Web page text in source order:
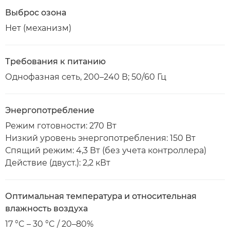
Выброс озона
Нет (механизм)
Требования к питанию
Однофазная сеть, 200–240 В; 50/60 Гц
Энергопотребление
Режим готовности: 270 Вт
Низкий уровень энергопотребления: 150 Вт
Спящий режим: 4,3 Вт (без учета контроллера)
Действие (двуст.): 2,2 кВт
Оптимальная температура и относительная
влажность воздуха
17 °C – 30 °C / 20–80%